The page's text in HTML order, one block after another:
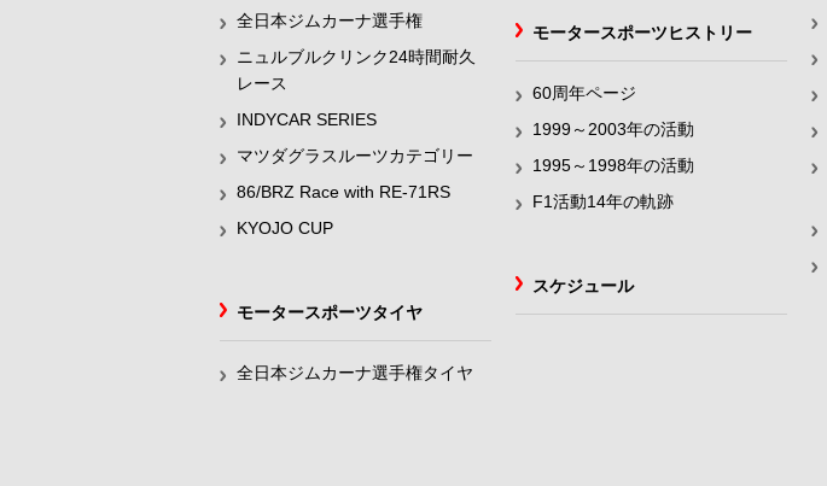
全日本ジムカーナ選手権
ニュルブルクリンク24時間耐久
レース
INDYCAR SERIES
マツダグラスルーツカテゴリー
86/BRZ Race with RE-71RS
KYOJO CUP
モータースポーツヒストリー
60周年ページ
1999～2003年の活動
1995～1998年の活動
F1活動14年の軌跡
スケジュール
モータースポーツタイヤ
全日本ジムカーナ選手権タイヤ